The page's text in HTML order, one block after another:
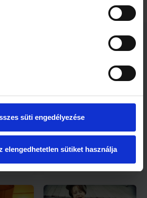
süti engedélyezése
elengedhetetlen sütiket használja
2 perc 2 perc
Egyre több az
megbetegedés